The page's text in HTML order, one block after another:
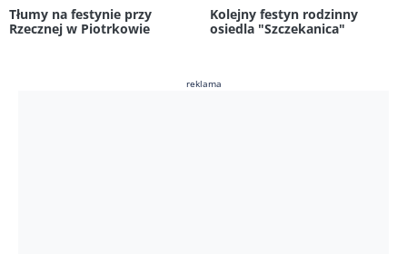
Tłumy na festynie przy
Rzecznej w Piotrkowie
Kolejny festyn rodzinny
osiedla "Szczekanica"
reklama